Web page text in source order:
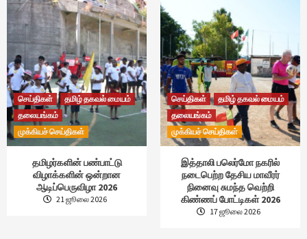
செய்திகள்
தமிழ் தகவல் மையம்
தலையங்கம்
முக்கியச் செய்திகள்
தமிழர்களின் பண்பாட்டு
விழாக்களின் ஒன்றான
ஆடிப்பெருவிழா 2026
21 ஜூலை 2026
செய்திகள்
தமிழ் தகவல் மையம்
தலையங்கம்
முக்கியச் செய்திகள்
இத்தாலி பலெர்மோ நகரில்
நடைபெற்ற தேசிய மாவீரர்
நினைவு சுமந்த வெற்றி
கிண்ணப் போட்டிகள் 2026
17 ஜூலை 2026